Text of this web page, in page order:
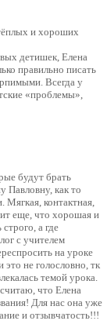
и хороших
детишек, Елена
правильно писать
Всегда у
«проблемы»,
будут брать
Павловну, как то
Мягкая, контактная,
еще, что хорошая и
а где
с учителем
на уроке
не голословно, тк
темой урока.
что Елена
Для нас она уже
и отзывчатость!!!